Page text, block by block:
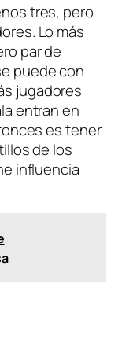
tres, pero
Lo más
par de
puede con
jugadores
entran en
es tener
de los
influencia